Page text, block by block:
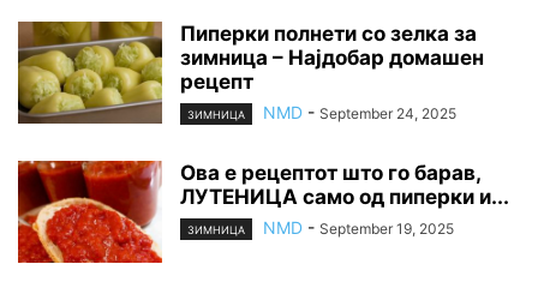
Пиперки полнети со зелка за
зимница – Најдобар домашен
рецепт
ЗИМНИЦА NMD - September 24, 2025
Ова е рецептот што го барав,
ЛУТЕНИЦА само од пиперки и...
ЗИМНИЦА NMD - September 19, 2025